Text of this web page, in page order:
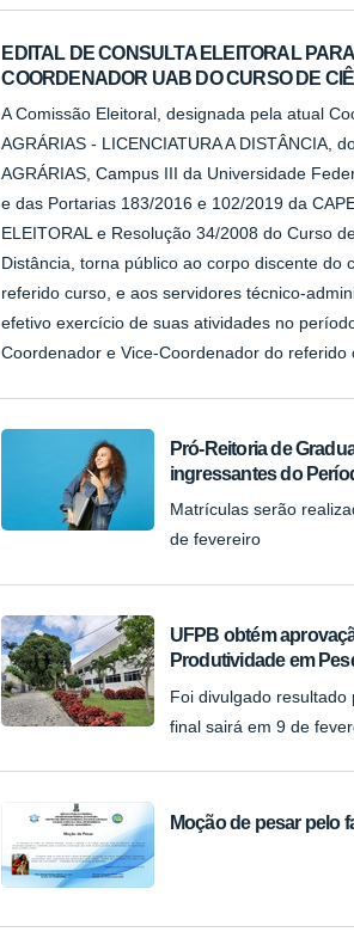
EDITAL DE CONSULTA ELEITORAL
COORDENADOR UAB DO CURSO DE
A Comissão Eleitoral, designada pela atual
AGRÁRIAS - LICENCIATURA A DISTÂNCIA,
AGRÁRIAS, Campus III da Universidade
e das Portarias 183/2016 e 102/2019 da
ELEITORAL e Resolução 34/2008 do Curso
Distância, torna público ao corpo discente
referido curso, e aos servidores técnico-
efetivo exercício de suas atividades no
Coordenador e Vice-Coordenador do
Pró-Reitoria de
ingressantes do
Matrículas serão
de fevereiro
UFPB obtém
Produtividade em
Foi divulgado resultado
final sairá em 9 de
Moção de pesar pelo